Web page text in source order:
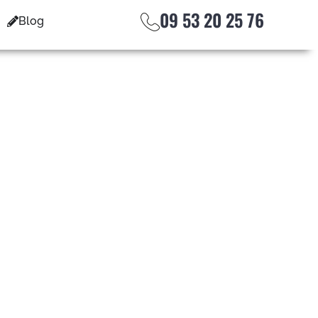
Blog 09 53 20 25 76